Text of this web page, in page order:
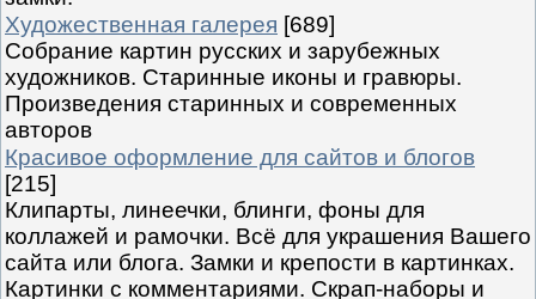
Художественная галерея [689]
Собрание картин русских и зарубежных
художников. Старинные иконы и гравюры.
Произведения старинных и современных
авторов
Красивое оформление для сайтов и блогов
[215]
Клипарты, линеечки, блинги, фоны для
коллажей и рамочки. Всё для украшения Вашего
сайта или блога. Замки и крепости в картинках.
Картинки с комментариями. Скрап-наборы и